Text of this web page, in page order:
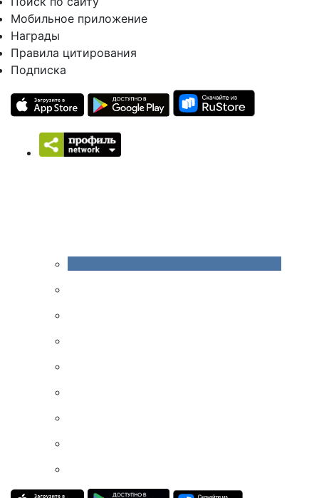
Мобильное приложение
Награды
Правила цитирования
Подписка